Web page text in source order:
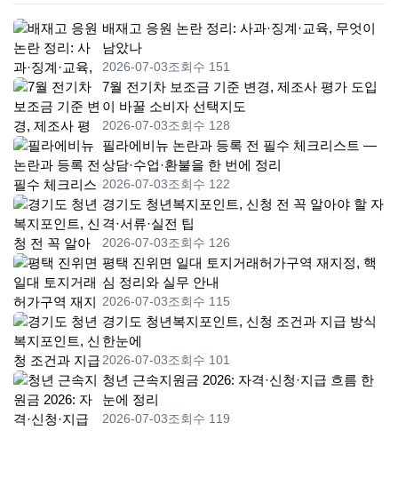
배재고 응원 논란 정리: 사과·징계·교육, 무엇이
남았나
2026-07-03조회수 151
7월 전기차 보조금 기준 변경, 제조사 평가 도입
이 바꿀 소비자 선택지도
2026-07-03조회수 128
필라에비뉴 논란과 등록 전 필수 체크리스트 —
상담·수업·환불을 한 번에 정리
2026-07-03조회수 122
경기도 청년복지포인트, 신청 전 꼭 알아야 할 자
격·서류·실전 팁
2026-07-03조회수 126
평택 진위면 일대 토지거래허가구역 재지정, 핵
심 정리와 실무 안내
2026-07-03조회수 115
경기도 청년복지포인트, 신청 조건과 지급 방식
한눈에
2026-07-03조회수 101
청년 근속지원금 2026: 자격·신청·지급 흐름 한
눈에 정리
2026-07-03조회수 119